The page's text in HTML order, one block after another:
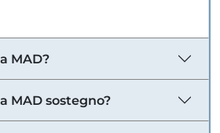
MAD?
MAD sostegno?